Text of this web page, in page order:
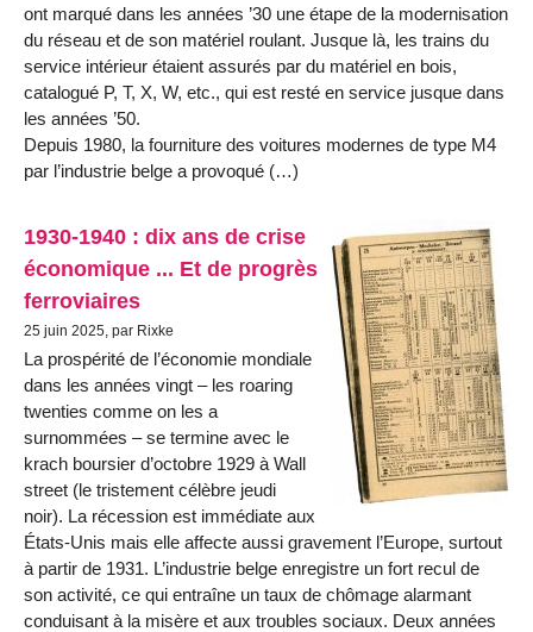
ont marqué dans les années ’30 une étape de la modernisation
du réseau et de son matériel roulant. Jusque là, les trains du
service intérieur étaient assurés par du matériel en bois,
catalogué P, T, X, W, etc., qui est resté en service jusque dans
les années ’50.
Depuis 1980, la fourniture des voitures modernes de type M4
par l’industrie belge a provoqué (…)
1930-1940 : dix ans de crise
économique ... Et de progrès
ferroviaires
25 juin 2025, par Rixke
La prospérité de l’économie mondiale
dans les années vingt – les roaring
twenties comme on les a
surnommées – se termine avec le
krach boursier d’octobre 1929 à Wall
street (le tristement célèbre jeudi
noir). La récession est immédiate aux
États-Unis mais elle affecte aussi gravement l’Europe, surtout
à partir de 1931. L’industrie belge enregistre un fort recul de
son activité, ce qui entraîne un taux de chômage alarmant
conduisant à la misère et aux troubles sociaux. Deux années